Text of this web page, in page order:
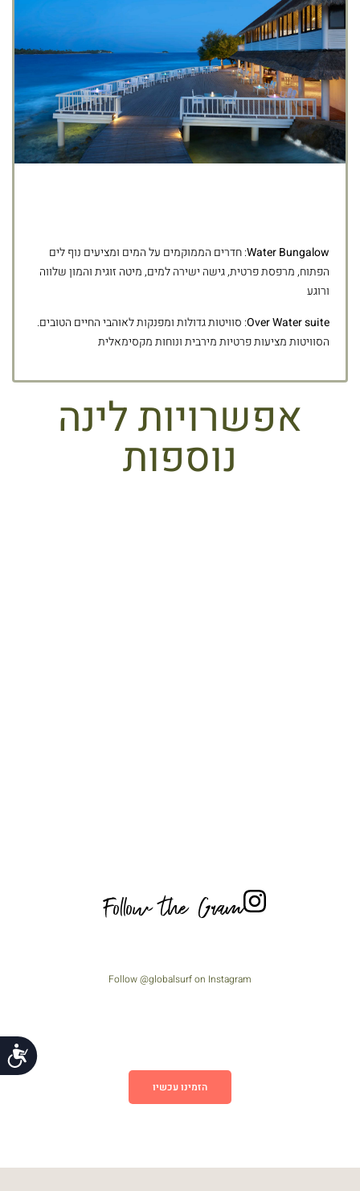
Water Bungalow: חדרים הממוקמים על המים ומציעים נוף לים
הפתוח, מרפסת פרטית, גישה ישירה למים, מיטה זוגית והמון שלווה
ורוגע
Over Water suite: סוויטות גדולות ומפנקות לאוהבי החיים הטובים.
הסוויטות מציעות פרטיות מירבית ונוחות מקסימאלית
אפשרויות לינה
נוספות
Follow the Gram
Follow @globalsurf on Instagram
הזמינו עכשיו